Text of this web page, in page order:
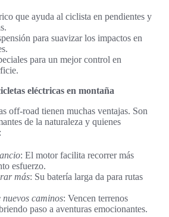
que ayuda al ciclista en pendientes y
para suavizar los impactos en
para un mejor control en
eléctricas en montaña
off-road tienen muchas ventajas. Son
de la naturaleza y quienes
: El motor facilita recorrer más
esfuerzo.
más: Su batería larga da para rutas
caminos: Vencen terrenos
paso a aventuras emocionantes.